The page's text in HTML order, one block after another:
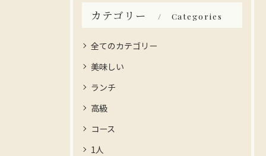
カテゴリー Categories
全てのカテゴリー
美味しい
ランチ
高級
コース
1人